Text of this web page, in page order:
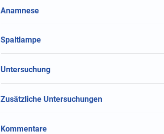
Anamnese
Spaltlampe
Untersuchung
Zusätzliche Untersuchungen
Kommentare